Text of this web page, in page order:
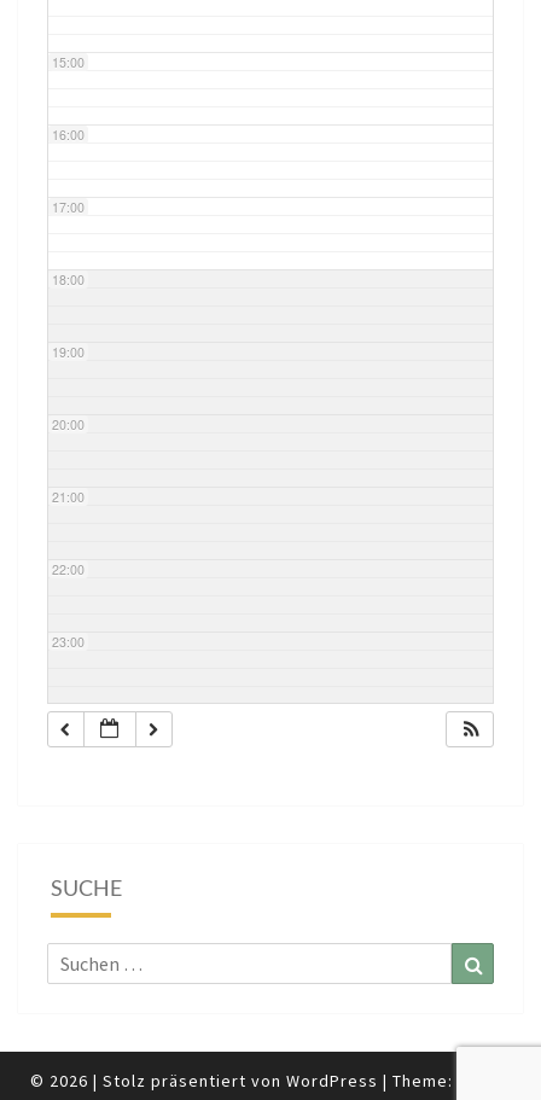
15:00
16:00
17:00
18:00
19:00
20:00
21:00
22:00
23:00
SUCHE
Suchen
nach:
© 2026 | Stolz präsentiert von WordPress | Theme: